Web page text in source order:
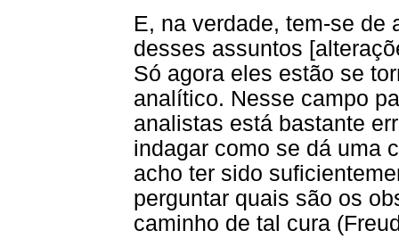
E, na verdade, tem-se de
desses assuntos
Só agora eles estão se
analítico. Nesse campo
analistas está bastante
indagar como se dá uma
acho ter sido
perguntar quais são os
caminho de tal cura